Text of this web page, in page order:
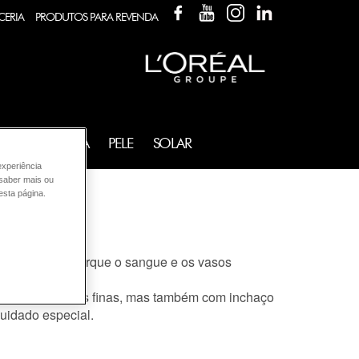
PRODUTOS PARA REVENDA
FACEBOOKYOUTUBEINSTAGRAM
FRAGRÂNCIA PELE SOLAR
irrigada porque o sangue e os vasos
e linhas finas, mas também com inchaço
especial.
mais ou
página.